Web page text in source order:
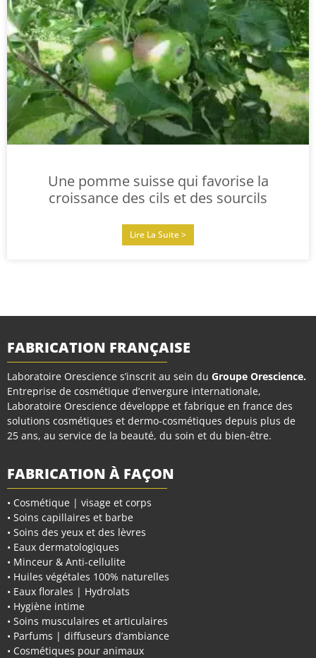
Une pomme suisse qui favorise la
croissance des cils et des sourcils
Lire La Suite >
FABRICATION FRANÇAISE
Laboratoire Orescience s’inscrit au sein du Groupe Orescience.
Entreprise de cosmétique d’envergure internationale,
Laboratoire Orescience développe et fabrique en france des
solutions cosmétiques et dermo-cosmétiques depuis plus de
25 ans, au service de la beauté, du soin et du bien-être.
FABRICATION À FAÇON
• Cosmétique | visage et corps
• Soins capillaires et barbe
• Soins des yeux et des lèvres
• Eaux dermatologiques
• Minceur & Anti-cellulite
• Huiles végétales 100% naturelles
• Eaux florales | Hydrolats
• Hygiène intime
• Soins musculaires et articulaires
• Parfums | diffuseurs d’ambiance
• Cosmétiques pour animaux